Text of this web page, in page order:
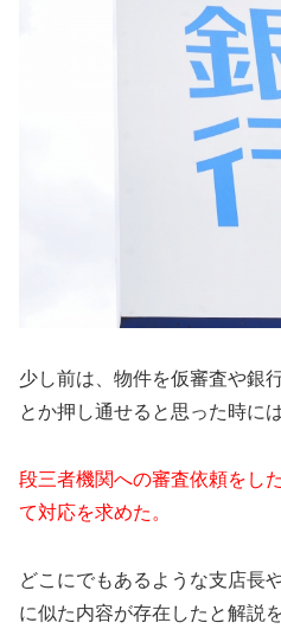
少し前は、物件を仮審査や銀
とか押し通せると思った時に
段三者機関への審査依頼をし
て対応を求めた。
どこにでもあるような支店長
に似た内容が存在したと解説